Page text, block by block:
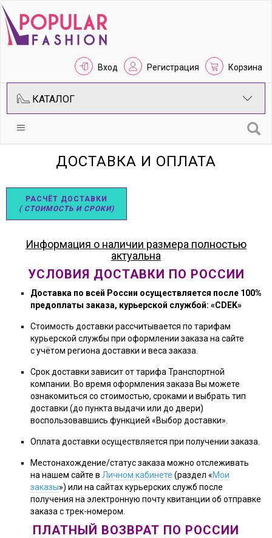
Вход Регистрация Корзина
КАТАЛОГ
ДОСТАВКА И ОПЛАТА
РАСЧЁТ ДОСТАВКИ
( СТОИМОСТЬ И СРОКИ)
Информация о наличии размера полностью
актуальна
УСЛОВИЯ ДОСТАВКИ ПО РОССИИ
Доставка по всей России осуществляется после 100%
предоплаты заказа, курьерской службой: «CDEK»
Стоимость доставки рассчитывается по тарифам
курьерской службы при оформлении заказа на сайте
с учётом региона доставки и веса заказа.
Срок доставки зависит от тарифа Транспортной
компании. Во время оформления заказа Вы можете
ознакомиться со стоимостью, сроками и выбрать тип
доставки (до пункта выдачи или до двери)
воспользовавшись функцией «Выбор доставки».
Оплата доставки осуществляется при получении заказа.
Местонахождение/статус заказа можно отслеживать
на нашем сайте в Личном кабинете (раздел «Мои
заказы») или на сайтах курьерских служб после
получения на электронную почту квитанции об отправке
заказа с трек-номером.
ПЛАТНЫЙ ВОЗВРАТ ПО РОССИИ